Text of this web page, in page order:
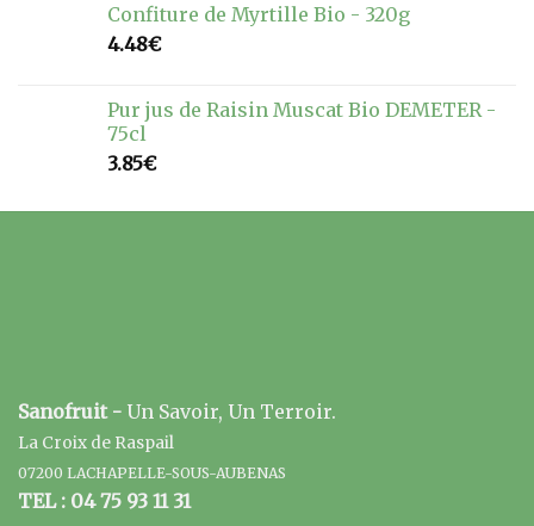
Confiture de Myrtille Bio - 320g
4.48€
Pur jus de Raisin Muscat Bio DEMETER -
75cl
3.85€
Sanofruit - Un Savoir, Un Terroir.
La Croix de Raspail
07200 LACHAPELLE-SOUS-AUBENAS
TEL : 04 75 93 11 31